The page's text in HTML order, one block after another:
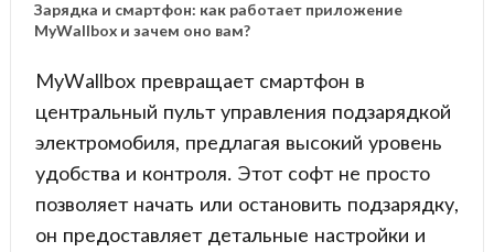
Зарядка и смартфон: как работает приложение
MyWallbox и зачем оно вам?
MyWallbox превращает смартфон в
центральный пульт управления подзарядкой
электромобиля, предлагая высокий уровень
удобства и контроля. Этот софт не просто
позволяет начать или остановить подзарядку,
он предоставляет детальные настройки и